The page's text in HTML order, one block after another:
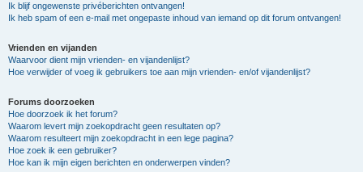
Ik blijf ongewenste privéberichten ontvangen!
Ik heb spam of een e-mail met ongepaste inhoud van iemand op dit forum ontvangen!
Vrienden en vijanden
Waarvoor dient mijn vrienden- en vijandenlijst?
Hoe verwijder of voeg ik gebruikers toe aan mijn vrienden- en/of vijandenlijst?
Forums doorzoeken
Hoe doorzoek ik het forum?
Waarom levert mijn zoekopdracht geen resultaten op?
Waarom resulteert mijn zoekopdracht in een lege pagina?
Hoe zoek ik een gebruiker?
Hoe kan ik mijn eigen berichten en onderwerpen vinden?